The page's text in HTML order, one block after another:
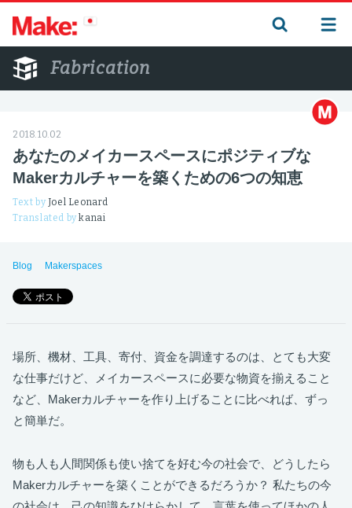
Fabrication
2018.10.02
あなたのメイカースペースにポジティブな
Makerカルチャーを築くための6つの知恵
Text byJoel Leonard
Translated bykanai
Blog Makerspaces
場所、機材、工具、寄付、資金を調達するのは、とても大変
な仕事だけど、メイカースペースに必要な物資を揃えること
など、Makerカルチャーを作り上げることに比べれば、ずっ
と簡単だ。
物も人も人間関係も使い捨てを好む今の社会で、どうしたら
Makerカルチャーを築くことができるだろうか？ 私たちの今